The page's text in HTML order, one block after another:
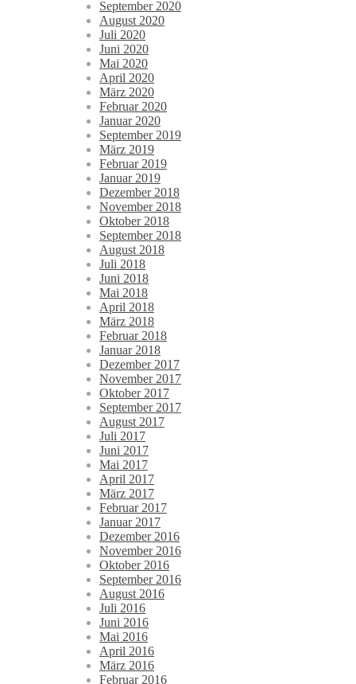
September 2020
August 2020
Juli 2020
Juni 2020
Mai 2020
April 2020
März 2020
Februar 2020
Januar 2020
September 2019
März 2019
Februar 2019
Januar 2019
Dezember 2018
November 2018
Oktober 2018
September 2018
August 2018
Juli 2018
Juni 2018
Mai 2018
April 2018
März 2018
Februar 2018
Januar 2018
Dezember 2017
November 2017
Oktober 2017
September 2017
August 2017
Juli 2017
Juni 2017
Mai 2017
April 2017
März 2017
Februar 2017
Januar 2017
Dezember 2016
November 2016
Oktober 2016
September 2016
August 2016
Juli 2016
Juni 2016
Mai 2016
April 2016
März 2016
Februar 2016